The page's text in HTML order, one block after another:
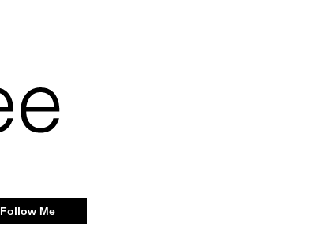
Follow Me